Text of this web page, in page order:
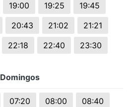
19:00 19:25
19:45
20:43 21:02
21:21
22:18 22:40 23:30
Domingos
07:20 08:00
08:40